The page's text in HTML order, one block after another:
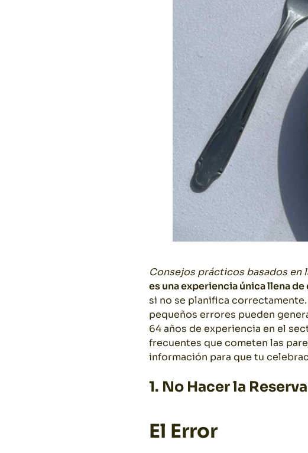
Consejos prácticos basados en
es una experiencia única llena
si no se planifica
pequeños errores pueden
64 años de experiencia en el
frecuentes que cometen las
información para que tu
1. No Hacer la
El Error